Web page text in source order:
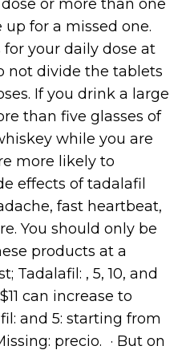
or more than one
for a missed one.
your daily dose at
not divide the tablets
If you drink a large
than five glasses of
while you are
more likely to
effects of tadalafil
fast heartbeat,
You should only be
products at a
Tadalafil: , 5, 10, and
can increase to
and 5: starting from
precio. · But on